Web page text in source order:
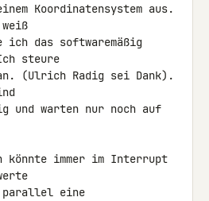
Koordinatensystem aus.
das softwaremäßig
steure
(Ulrich Radig sei Dank).
und warten nur noch auf
immer im Interrupt
parallel eine